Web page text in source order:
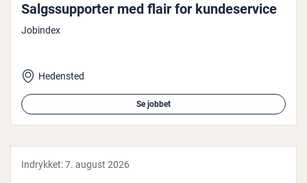
Salgs­sup­por­ter med flair for kun­de­ser­vi­ce
Jobindex
Hedensted
Se jobbet
Indrykket:7. august 2026